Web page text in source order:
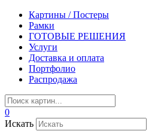
Картины / Постеры
Рамки
ГОТОВЫЕ РЕШЕНИЯ
Услуги
Доставка и оплата
Портфолио
Распродажа
0
Искать